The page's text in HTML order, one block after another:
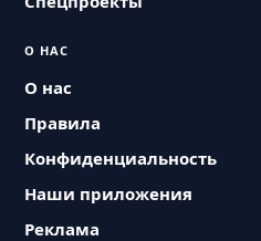
О НАС
О нас
Правила
Конфиденциальность
Наши приложения
Реклама